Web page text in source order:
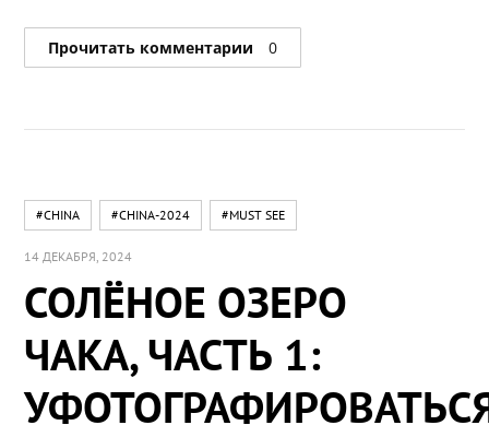
Прочитать комментарии 0
#CHINA #CHINA-2024 #MUST SEE
14 ДЕКАБРЯ, 2024
СОЛЁНОЕ ОЗЕРО
ЧАКА, ЧАСТЬ 1: